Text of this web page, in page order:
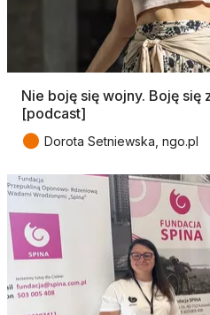
Nie boję się wojny. Boję się
[podcast]
● Dorota Setniewska, ngo.pl